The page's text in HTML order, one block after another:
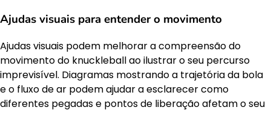
Ajudas visuais para entender o movimento
Ajudas visuais podem melhorar a compreensão do
movimento do knuckleball ao ilustrar o seu percurso
imprevisível. Diagramas mostrando a trajetória da bola
e o fluxo de ar podem ajudar a esclarecer como
diferentes pegadas e pontos de liberação afetam o seu